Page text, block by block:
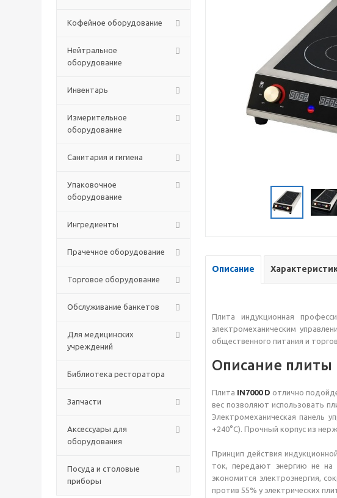
Кофейное оборудование
Нейтральное
оборудование
Инвентарь
Измерительное
оборудование
Санитария и гигиена
Упаковочное
оборудование
Ингредиенты
Прачечное оборудование
Торговое оборудование
Обслуживание банкетов
Для медицинских
учреждений
Библиотека ресторатора
Запчасти
Аксессуары для
оборудования
Посуда и столовые
приборы
Описание
Плита индукционная
электромеханическим
общественного питания и
Описание плиты
Плита IN7000 D отлично
вес позволяют использовать
Электромеханическая панель
+240°C). Прочный корпус из
Принцип действия
ток, передают энергию не на
экономится электроэнергия,
против 55% у электрических